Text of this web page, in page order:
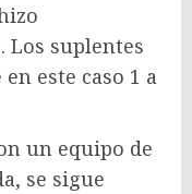
suplentes
este caso 1 a
un equipo de
se sigue